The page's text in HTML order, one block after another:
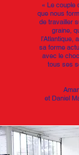
« Le couple
que nous
de travailler
graine,
l’Atlantique,
sa forme
avec le
tous ses
et Daniel